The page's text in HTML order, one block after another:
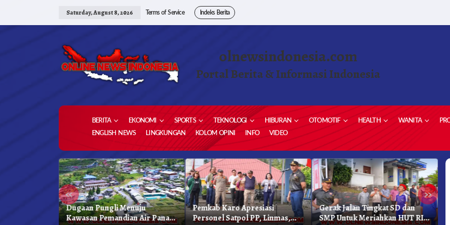
Saturday, August 8, 2026 Terms of Service Indeks Berita
olnewsindonesia.com
Portal Berita & Informasi Indonesia
BERITA EKONOMI SPORTS TEKNOLOGI HIBURAN OTOMOTIF HEALTH WANITA
ENGLISH NEWS
LINGKUNGAN KOLOM OPINI INFO VIDEO
« »
Dugaan Pungli Menuju
Kawasan Pemandian Air Panas
Pemkab Karo Apresiasi
Personel Satpol PP, Linmas,
Gerak Jalan Tingkat SD dan
SMP Untuk Meriahkan HUT RI